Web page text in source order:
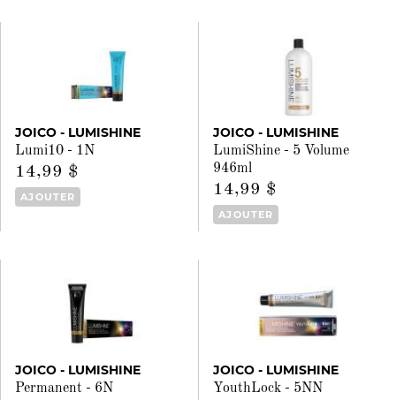
JOICO - LUMISHINE
Lumi10 - 1N
14,99 $
AJOUTER
JOICO - LUMISHINE
LumiShine - 5 Volume
946ml
14,99 $
AJOUTER
JOICO - LUMISHINE
Permanent - 6N
JOICO - LUMISHINE
YouthLock - 5NN